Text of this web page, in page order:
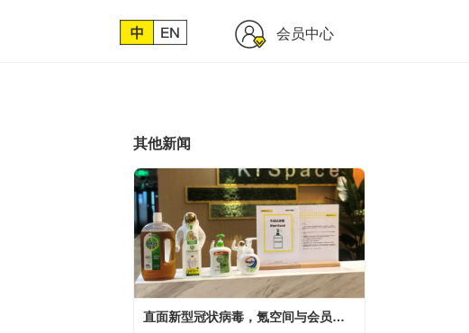
会员中心
其他新闻
直面新型冠状病毒，氪空间与会员协力共氪疫情